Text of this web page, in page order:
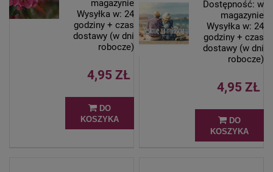
magazynie
Wysyłka w: 24
godziny + czas
dostawy (w dni
robocze)
4,95 ZŁ
DO
KOSZYKA
Dostępność: w
magazynie
Wysyłka w: 24
godziny + czas
dostawy (w dni
robocze)
4,95 ZŁ
DO
KOSZYKA